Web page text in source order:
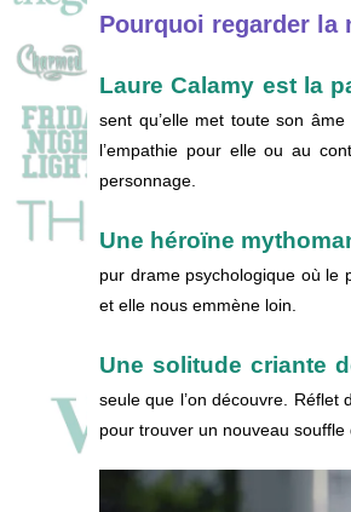
Pourquoi regarder la
Laure Calamy est la
sent qu’elle met toute son
l’empathie pour elle ou au
personnage.
Une héroïne
pur drame psychologique où le
et elle nous emmène loin.
Une solitude criante
seule que l’on découvre. Réflet
pour trouver un nouveau souffle